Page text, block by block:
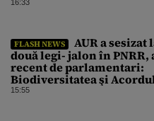
16:33
FLASH NEWS
AUR a sesizat
două legi- jalon în PNRR,
recent de parlamentari:
Biodiversitatea şi
împrumut cu BIRD
15:55